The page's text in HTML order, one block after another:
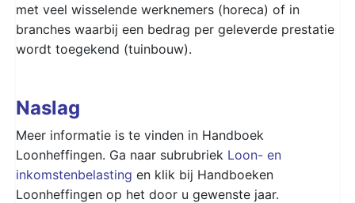
met veel wisselende werknemers (horeca) of in
branches waarbij een bedrag per geleverde prestatie
wordt toegekend (tuinbouw).
Naslag
Meer informatie is te vinden in Handboek
Loonheffingen. Ga naar subrubriek Loon- en
inkomstenbelasting en klik bij Handboeken
Loonheffingen op het door u gewenste jaar.